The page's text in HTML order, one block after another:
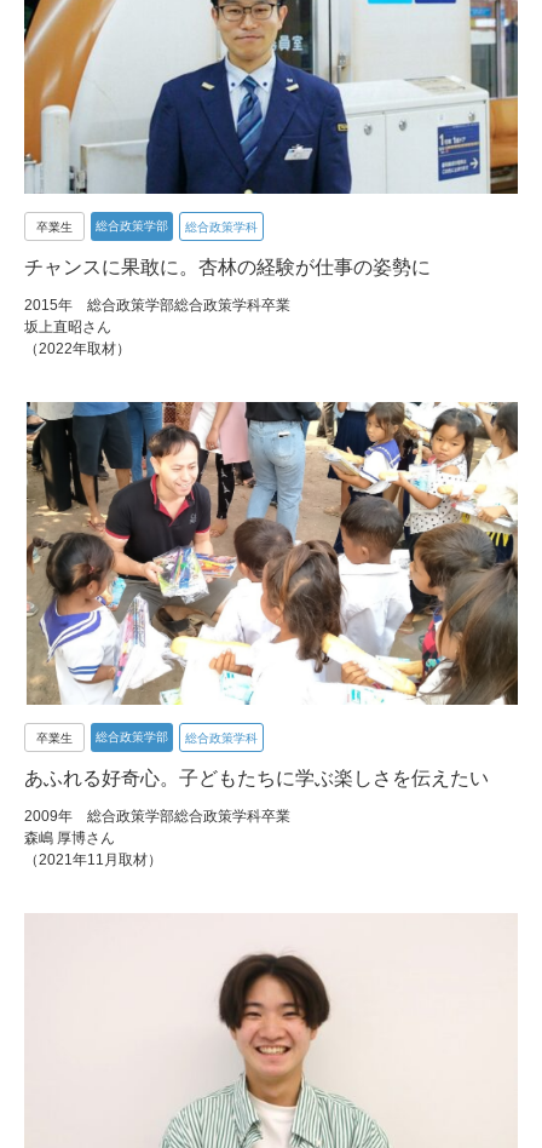
卒業生 総合政策学部 総合政策学科
チャンスに果敢に。杏林の経験が仕事の姿勢に
2015年 総合政策学部総合政策学科卒業
坂上直昭さん
（2022年取材）
卒業生 総合政策学部 総合政策学科
あふれる好奇心。子どもたちに学ぶ楽しさを伝えたい
2009年 総合政策学部総合政策学科卒業
森嶋 厚博さん
（2021年11月取材）